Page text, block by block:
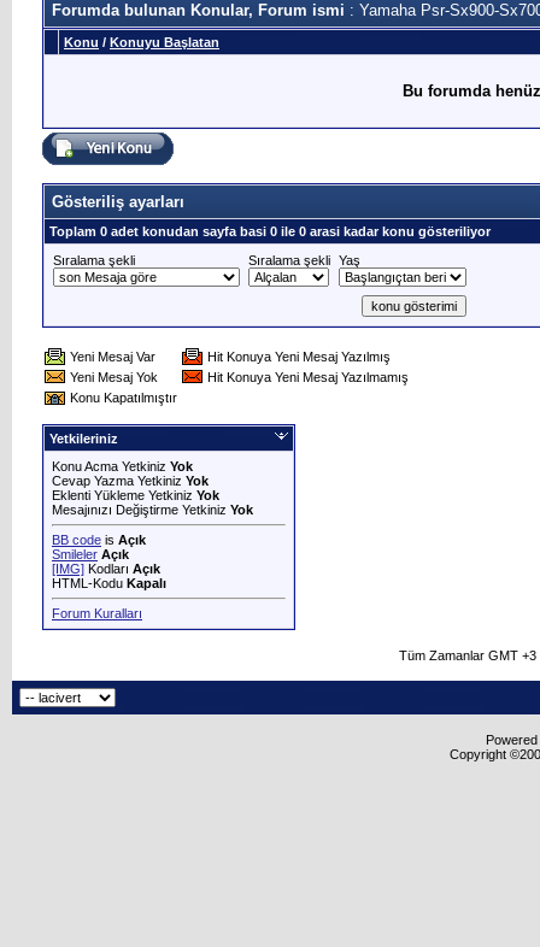
Forumda bulunan Konular, Forum ismi : Yamaha Psr-Sx900-
Konu / Konuyu Başlatan
Bu forumda
Gösteriliş ayarları
Toplam 0 adet konudan sayfa basi 0 ile 0 arasi kadar konu gösteriliyor
Sıralama şekli
Sıralama şekli Yaş
Yeni Mesaj Var
Hit Konuya Yeni Mesaj Yazılmış
Yeni Mesaj Yok
Hit Konuya Yeni Mesaj Yazılmamış
Konu Kapatılmıştır
Yetkileriniz
Konu Acma Yetkiniz Yok
Cevap Yazma Yetkiniz Yok
Eklenti Yükleme Yetkiniz Yok
Mesajınızı Değiştirme Yetkiniz Yok
BB code is Açık
Smileler Açık
[IMG] Kodları Açık
HTML-Kodu Kapalı
Forum Kuralları
Tüm Zamanlar GMT
Copyright